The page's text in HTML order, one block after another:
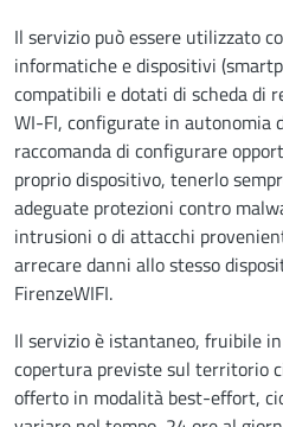
Il servizio può essere utilizzato
informatiche e dispositivi
compatibili e dotati di scheda di
WI-FI, configurate in autonomia
raccomanda di configurare
proprio dispositivo, tenerlo
adeguate protezioni contro
intrusioni o di attacchi
arrecare danni allo stesso
FirenzeWIFI.
Il servizio è istantaneo, fruibile
copertura previste sul territorio
offerto in modalità best-effort,